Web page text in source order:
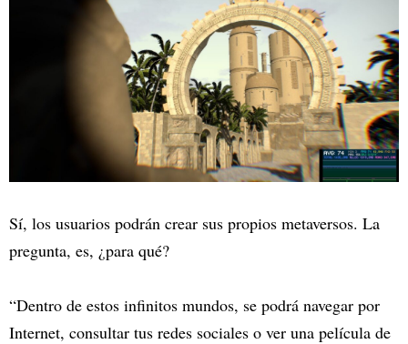
Sí, los usuarios podrán crear sus propios metaversos. La
pregunta, es, ¿para qué?
“Dentro de estos infinitos mundos, se podrá navegar por
Internet, consultar tus redes sociales o ver una película de